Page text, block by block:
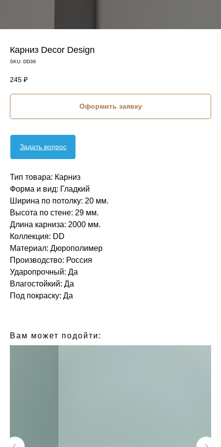
Карниз Decor Design
SKU: DD36
245 ₽
Оформить заявку
Задать вопрос
Тип товара: Карниз
Форма и вид: Гладкий
Ширина по потолку: 20 мм.
Высота по стене: 29 мм.
Длина карниза: 2000 мм.
Коллекция: DD
Материал: Дюрополимер
Производство: Россия
Ударопрочный: Да
Влагостойкий: Да
Под покраску: Да
Вам может подойти: